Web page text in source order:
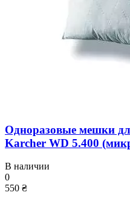
Одноразовые мешки
Karcher WD 5.400
В наличии
0
550 ₴